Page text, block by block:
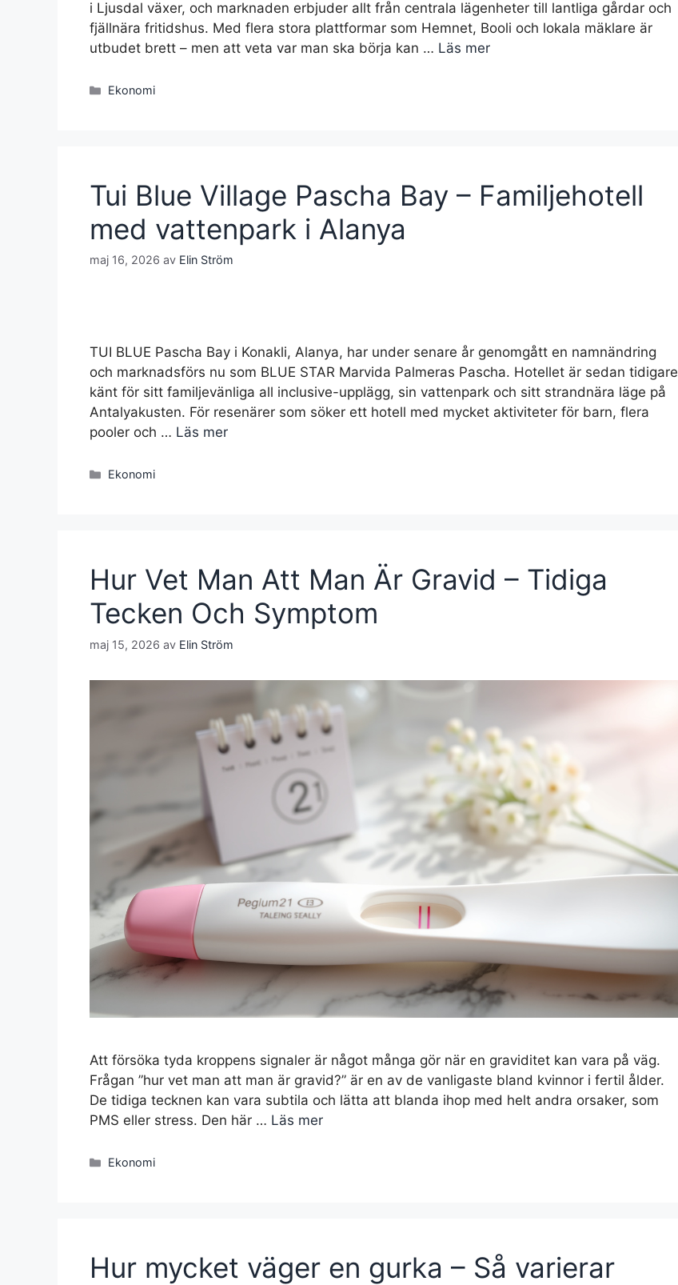
i Ljusdal växer, och marknaden erbjuder allt från centrala lägenheter till lantliga gårdar och
fjällnära fritidshus. Med flera stora plattformar som Hemnet, Booli och lokala mäklare är
utbudet brett – men att veta var man ska börja kan … Läs mer
Kategorier
Ekonomi
Tui Blue Village Pascha Bay – Familjehotell
med vattenpark i Alanya
maj 16, 2026 av Elin Ström
TUI BLUE Pascha Bay i Konakli, Alanya, har under senare år genomgått en namnändring
och marknadsförs nu som BLUE STAR Marvida Palmeras Pascha. Hotellet är sedan tidigare
känt för sitt familjevänliga all inclusive-upplägg, sin vattenpark och sitt strandnära läge på
Antalyakusten. För resenärer som söker ett hotell med mycket aktiviteter för barn, flera
pooler och … Läs mer
Kategorier
Ekonomi
Hur Vet Man Att Man Är Gravid – Tidiga
Tecken Och Symptom
maj 15, 2026 av Elin Ström
Att försöka tyda kroppens signaler är något många gör när en graviditet kan vara på väg.
Frågan ”hur vet man att man är gravid?” är en av de vanligaste bland kvinnor i fertil ålder.
De tidiga tecknen kan vara subtila och lätta att blanda ihop med helt andra orsaker, som
PMS eller stress. Den här … Läs mer
Kategorier
Ekonomi
Hur mycket väger en gurka – Så varierar